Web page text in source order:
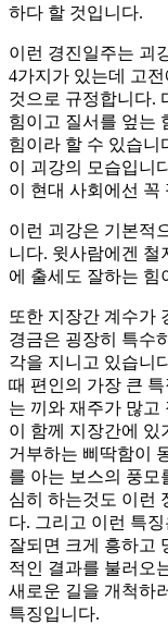
하다 할 것입니다.
이런 경진일주는 괴
4가지가 있는데 고
것으로 규정합니다.
힘이고 질서를 엎는
힘이라 할 수 있습니
이 괴강의 모습입니
이 현대 사회에선 꼭
이런 괴강은 기본적
니다. 윗사람에겐 철
에 출세도 잘하는 힘
또한 지장간 계수가
경금은 굉장히 특수
각을 지니고 있습니
때 편인의 가장 큰
는 끼와 재주가 많고
이 함께 지장간에 있
거부하는 삐딱함이
를 아는 보스의 풍모
심히 하는것도 이런
다. 그리고 이런 특
잘되면 크게 흥하고
적인 결과를 불러오
새로운 길을 개척하
특징입니다.